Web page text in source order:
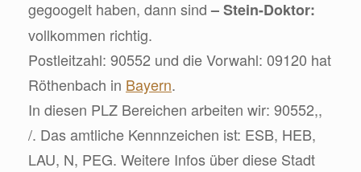
gegoogelt haben, dann sind– Stein-Doktor:
vollkommen richtig.
Postleitzahl: 90552 und die Vorwahl: 09120 hat
Röthenbach in Bayern.
In diesen PLZ Bereichen arbeiten wir: 90552,,
/. Das amtliche Kennnzeichen ist: ESB, HEB,
LAU, N, PEG. Weitere Infos über diese Stadt